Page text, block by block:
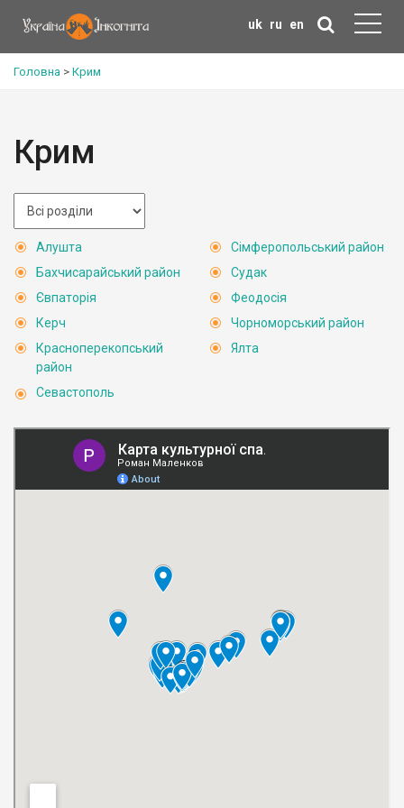
uk ru en
Головна > Крим
Крим
Алушта
Бахчисарайський район
Євпаторія
Керч
Красноперекопський
район
Севастополь
Сімферопольський район
Судак
Феодосія
Чорноморський район
Ялта